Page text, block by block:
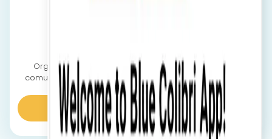
Organizațiile din domeniul sănătății au nevoie de o
comunicare eficientă între ture, departamente și locații.
Centralizați totul într-o singură platformă.
Aflaţi mai multe